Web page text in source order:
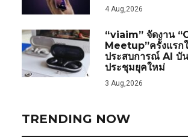
4 Aug,2026
“viaim” จัดงาน
Meetup”ครั้งแรก
ประสบการณ์ AI บั
ประชุมยุคใหม่
3 Aug,2026
TRENDING NOW